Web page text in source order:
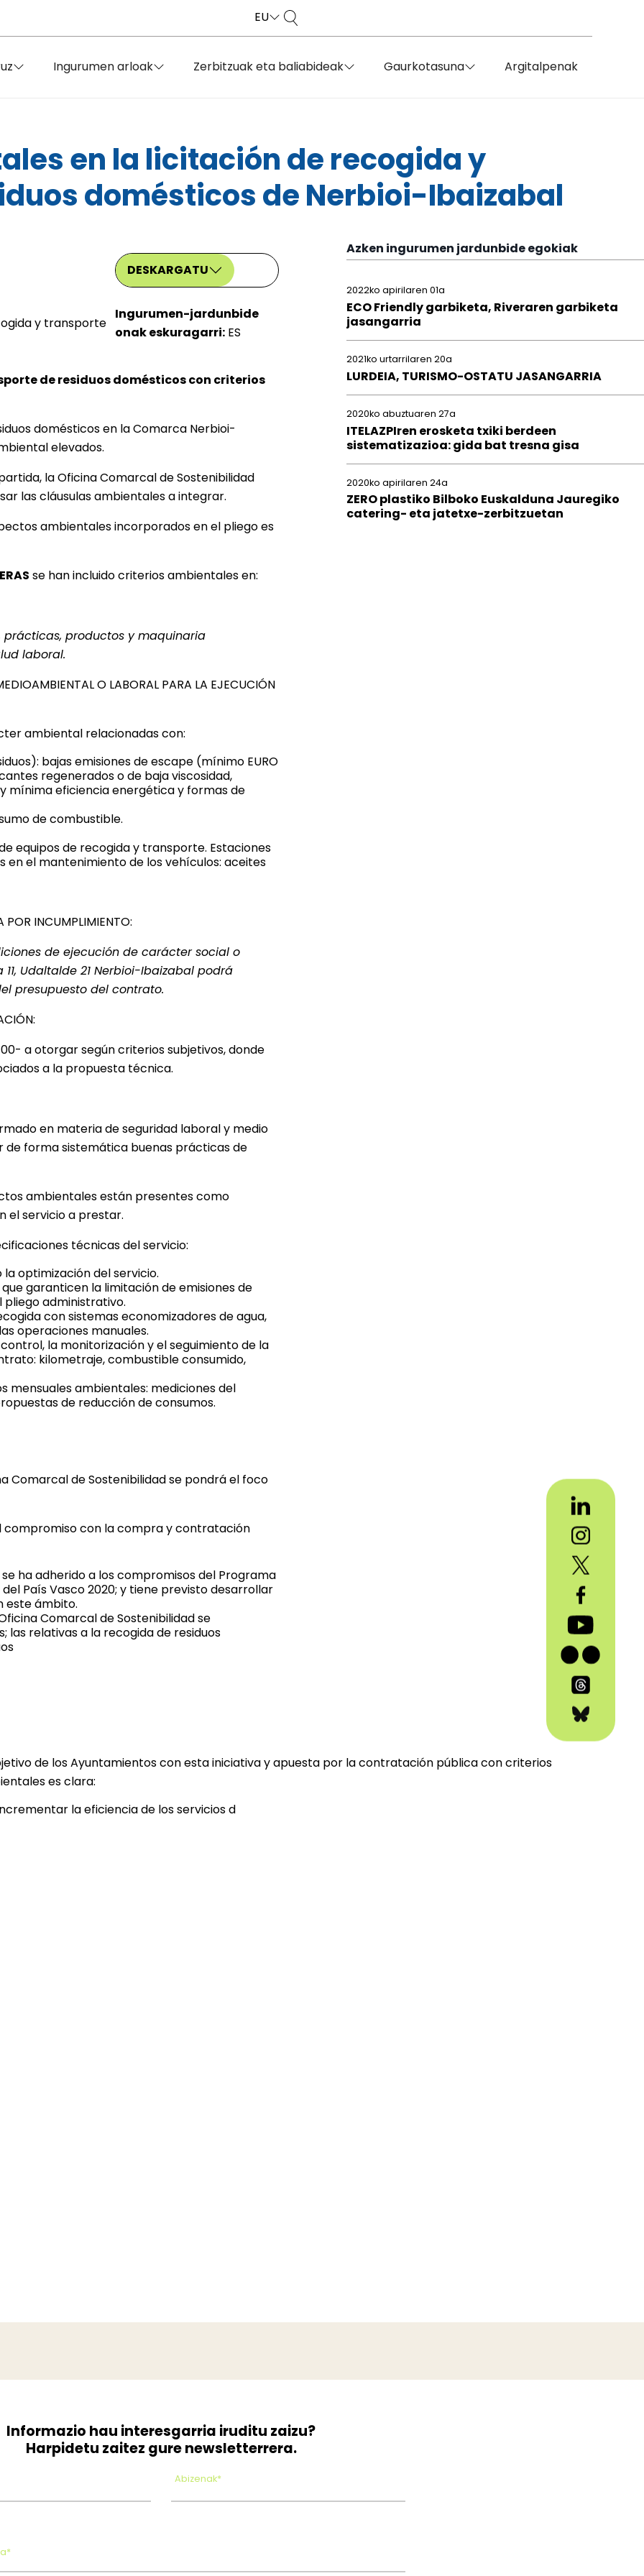
EU
Ingurumen arloak Zerbitzuak eta baliabideak Gaurkotasuna Argitalpenak
en la licitación de recogida y
domésticos de Nerbioi-Ibaizabal
DESKARGATU
Ingurumen-jardunbide
onak eskuragarri: ES
de residuos domésticos con criterios
domésticos en la Comarca Nerbioi-
elevados.
la Oficina Comarcal de Sostenibilidad
las cláusulas ambientales a integrar.
ambientales incorporados en el pliego es
se han incluido criterios ambientales en:
prácticas, productos y maquinaria
laboral.
O LABORAL PARA LA EJECUCIÓN
ambiental relacionadas con:
bajas emisiones de escape (mínimo EURO
regenerados o de baja viscosidad,
mínima eficiencia energética y formas de
de combustible.
equipos de recogida y transporte. Estaciones
en el mantenimiento de los vehículos: aceites
INCUMPLIMIENTO:
de ejecución de carácter social o
Udaltalde 21 Nerbioi-Ibaizabal podrá
presupuesto del contrato.
a otorgar según criterios subjetivos, donde
a la propuesta técnica.
en materia de seguridad laboral y medio
forma sistemática buenas prácticas de
ambientales están presentes como
el servicio a prestar.
técnicas del servicio:
optimización del servicio.
garanticen la limitación de emisiones de
pliego administrativo.
con sistemas economizadores de agua,
operaciones manuales.
la monitorización y el seguimiento de la
kilometraje, combustible consumido,
mensuales ambientales: mediciones del
de reducción de consumos.
Comarcal de Sostenibilidad se pondrá el foco
compromiso con la compra y contratación
ha adherido a los compromisos del Programa
País Vasco 2020; y tiene previsto desarrollar
este ámbito.
Comarcal de Sostenibilidad se
relativas a la recogida de residuos
Azken ingurumen jardunbide egokiak
2022ko apirilaren 01a
ECO Friendly garbiketa, Riveraren garbiketa
jasangarria
2021ko urtarrilaren 20a
LURDEIA, TURISMO-OSTATU JASANGARRIA
2020ko abuztuaren 27a
ITELAZPIren erosketa txiki berdeen
sistematizazioa: gida bat tresna gisa
2020ko apirilaren 24a
ZERO plastiko Bilboko Euskalduna Jauregiko
catering- eta jatetxe-zerbitzuetan
de los Ayuntamientos con esta iniciativa y apuesta por la contratación pública con criterios
es clara:
la eficiencia de los servicios d
Informazio hau interesgarria iruditu zaizu?
Harpidetu zaitez gure newsletterrera.
Abizenak*